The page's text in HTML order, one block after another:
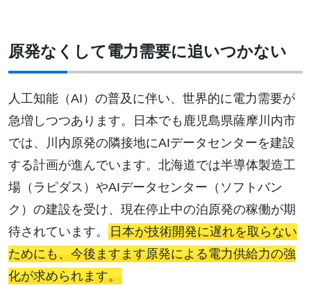
原発なくして電力需要に追いつかない
人工知能（AI）の普及に伴い、世界的に電力需要が
急増しつつあります。日本でも鹿児島県薩摩川内市
では、川内原発の隣接地にAIデータセンターを建設
する計画が進んでいます。北海道では半導体製造工
場（ラピダス）やAIデータセンター（ソフトバン
ク）の建設を受け、現在停止中の泊原発の稼働が期
待されています。
日本が技術開発に遅れを取らない
ためにも、今後ますます原発による電力供給力の強
化が求められます。